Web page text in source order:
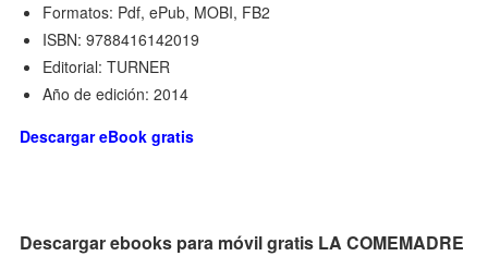
Formatos: Pdf, ePub, MOBI, FB2
ISBN: 9788416142019
Editorial: TURNER
Año de edición: 2014
Descargar eBook gratis
Descargar ebooks para móvil gratis LA COMEMADRE